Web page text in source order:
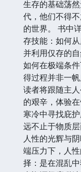
生存的基础荡
代，他们不得
的世界。 书中
存技能：如何
并利用仅存的
如何在极端条
得过程并非一
读者将跟随主
的艰辛，体验
寒冷中寻找庇
远不止于物质
人性的光辉与
端压力下，人
择：是在混乱